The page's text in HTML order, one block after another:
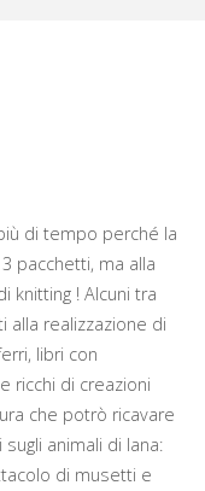
di tempo perché la
pacchetti, ma alla
knitting ! Alcuni tra
alla realizzazione di
libri con
ricchi di creazioni
che potrò ricavare
animali di lana:
di musetti e